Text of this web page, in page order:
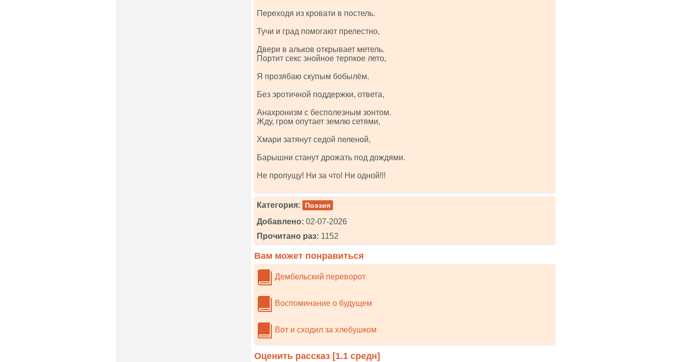
Переходя из кровати в постель.
Тучи и град помогают прелестно,
Двери в альков открывает метель.
Портит секс знойное терпкое лето,
Я прозябаю скупым бобылём.
Без эротичной поддержки, ответа,
Анахронизм с бесполезным зонтом.
Жду, гром опутает землю сетями,
Хмари затянут седой пеленой,
Барышни станут дрожать под дождями.
Не пропущу! Ни за что! Ни одной!!!
Категория: Поэзия
Добавлено: 02-07-2026
Прочитано раз: 1152
Вам может понравиться
Дембельский переворот
Воспоминание о будущем
Вот и сходил за хлебушком
Оценить рассказ [1.1 средн]